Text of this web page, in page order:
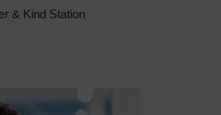
& Kind Station